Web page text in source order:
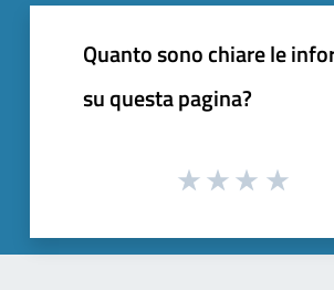
Quanto sono chiare le
su questa pagina?